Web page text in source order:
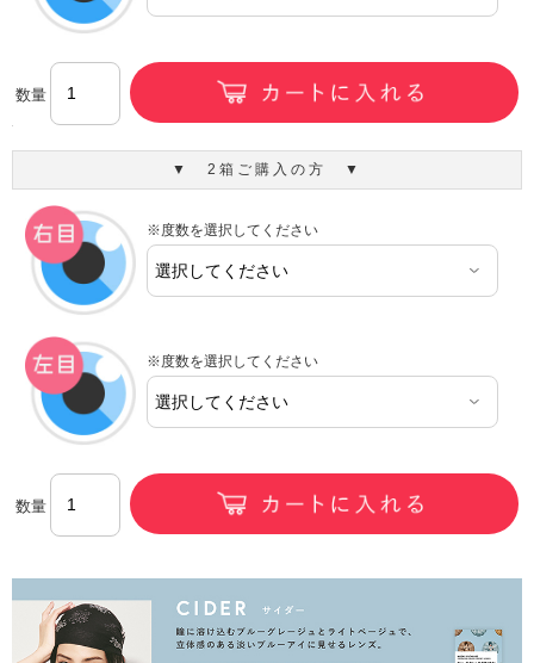
数量
▼ 2箱ご購入の方 ▼
※度数を選択してください
※度数を選択してください
数量